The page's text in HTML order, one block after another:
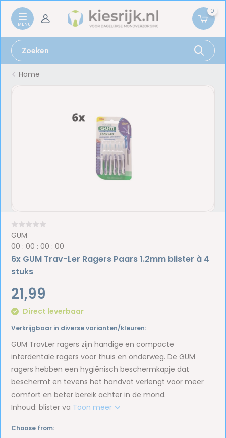
0
Home
GUM
00 :00 :00 :00
6x GUM Trav-Ler Ragers Paars 1.2mm blister à 4
stuks
21,99
Direct leverbaar
Verkrijgbaar in diverse varianten/kleuren:
GUM TravLer ragers zijn handige en compacte
interdentale ragers voor thuis en onderweg. De GUM
ragers hebben een hygiënisch beschermkapje dat
beschermt en tevens het handvat verlengt voor meer
comfort en beter bereik achter in de mond.
Inhoud: blister va Toon meer
Choose from: